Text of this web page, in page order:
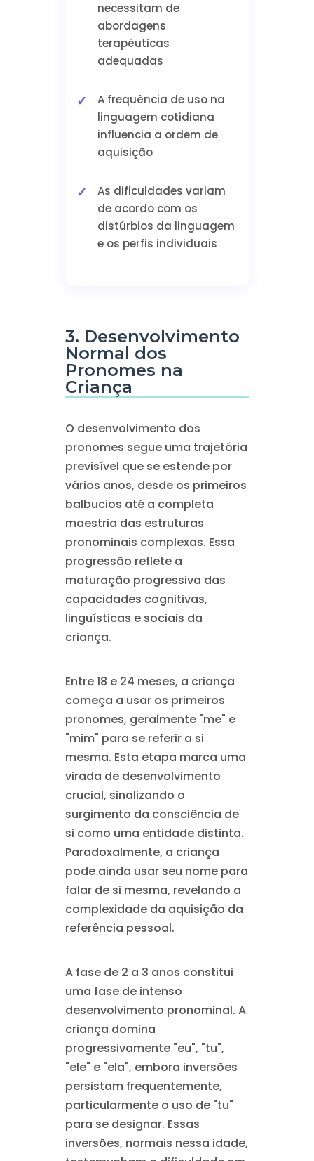
necessitam de
abordagens
terapêuticas
adequadas
A frequência de uso na
linguagem cotidiana
influencia a ordem de
aquisição
As dificuldades variam
de acordo com os
distúrbios da linguagem
e os perfis individuais
3. Desenvolvimento
Normal dos
Pronomes na
Criança
O desenvolvimento dos
pronomes segue uma trajetória
previsível que se estende por
vários anos, desde os primeiros
balbucios até a completa
maestria das estruturas
pronominais complexas. Essa
progressão reflete a
maturação progressiva das
capacidades cognitivas,
linguísticas e sociais da
criança.
Entre 18 e 24 meses, a criança
começa a usar os primeiros
pronomes, geralmente "me" e
"mim" para se referir a si
mesma. Esta etapa marca uma
virada de desenvolvimento
crucial, sinalizando o
surgimento da consciência de
si como uma entidade distinta.
Paradoxalmente, a criança
pode ainda usar seu nome para
falar de si mesma, revelando a
complexidade da aquisição da
referência pessoal.
A fase de 2 a 3 anos constitui
uma fase de intenso
desenvolvimento pronominal. A
criança domina
progressivamente "eu", "tu",
"ele" e "ela", embora inversões
persistam frequentemente,
particularmente o uso de "tu"
para se designar. Essas
inversões, normais nessa idade,